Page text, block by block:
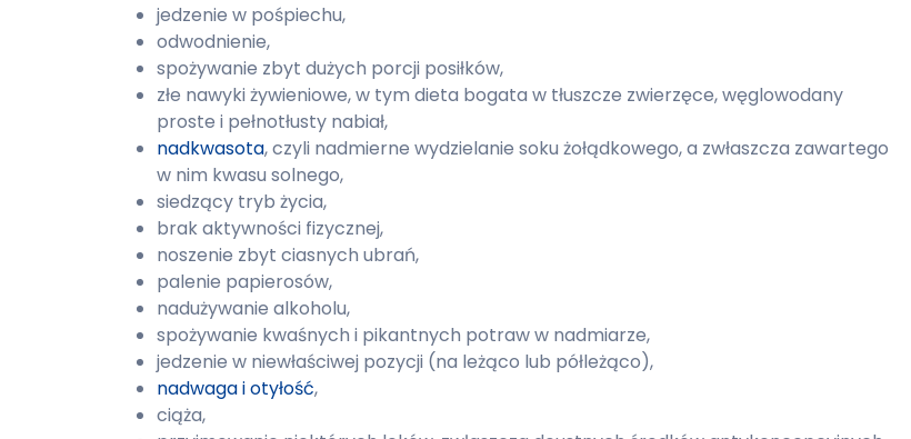
jedzenie w pośpiechu,
odwodnienie,
spożywanie zbyt dużych porcji posiłków,
złe nawyki żywieniowe, w tym dieta bogata w tłuszcze zwierzęce, węglowodany
proste i pełnotłusty nabiał,
nadkwasota, czyli nadmierne wydzielanie soku żołądkowego, a zwłaszcza zawartego
w nim kwasu solnego,
siedzący tryb życia,
brak aktywności fizycznej,
noszenie zbyt ciasnych ubrań,
palenie papierosów,
nadużywanie alkoholu,
spożywanie kwaśnych i pikantnych potraw w nadmiarze,
jedzenie w niewłaściwej pozycji (na leżąco lub półleżąco),
nadwaga i otyłość,
ciąża,